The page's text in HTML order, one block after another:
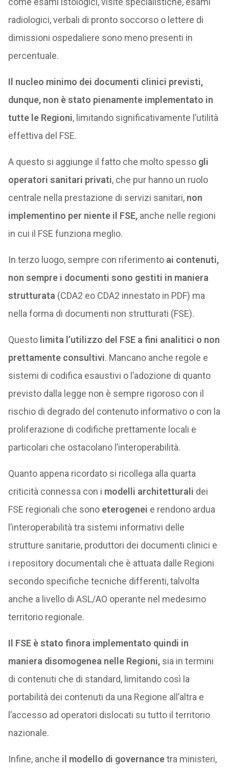
radiologici, verbali di pronto soccorso o lettere di
dimissioni ospedaliere sono meno presenti in
percentuale.
Il nucleo minimo dei documenti clinici previsti,
dunque, non è stato pienamente implementato in
tutte le Regioni, limitando significativamente l’utilità
effettiva del FSE.
A questo si aggiunge il fatto che molto spesso gli
operatori sanitari privati, che pur hanno un ruolo
centrale nella prestazione di servizi sanitari, non
implementino per niente il FSE,anche nelle regioni
in cui il FSE funziona meglio.
In terzo luogo, sempre con riferimento ai contenuti,
non sempre i documenti sono gestiti in maniera
strutturata (CDA2 eo CDA2 innestato in PDF) ma
nella forma di documenti non strutturati (FSE).
Questo limita l’utilizzo del FSE a fini analitici o non
prettamente consultivi. Mancano anche regole e
sistemi di codifica esaustivi o l’adozione di quanto
previsto dalla legge non è sempre rigoroso con il
rischio di degrado del contenuto informativo o con la
proliferazione di codifiche prettamente locali e
particolari che ostacolano l’interoperabilità.
Quanto appena ricordato si ricollega alla quarta
criticità connessa con i modelli architetturali dei
FSE regionali che sono eterogenei e rendono ardua
l’interoperabilità tra sistemi informativi delle
strutture sanitarie, produttori dei documenti clinici e
i repository documentali che è attuata dalle Regioni
secondo specifiche tecniche differenti, talvolta
anche a livello di ASL/AO operante nel medesimo
territorio regionale.
Il FSE è stato finora implementato quindi in
maniera disomogenea nelle Regioni,sia in termini
di contenuti che di standard, limitando così la
portabilità dei contenuti da una Regione all’altra e
l’accesso ad operatori dislocati su tutto il territorio
nazionale.
Infine, anche il modello di governancetra ministeri,